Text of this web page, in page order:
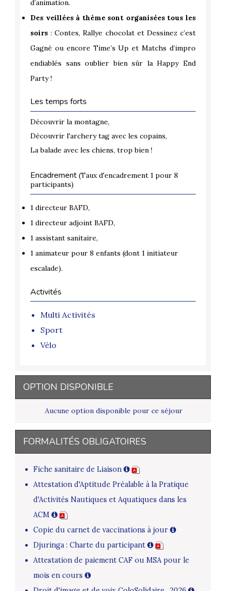
d’animation.
Des veillées à thème sont organisées tous les
soirs : Contes, Rallye chocolat et Dessinez c’est
Gagné ou encore Time’s Up et Matchs d’impro
endiablés sans oublier bien sûr la Happy End
Party !
Les temps forts
Découvrir la montagne,
Découvrir l'archery tag avec les copains,
La balade avec les chiens, trop bien !
Encadrement (Taux d'encadrement 1 pour 8
participants)
1 directeur BAFD,
1 directeur adjoint BAFD,
1 assistant sanitaire,
1 animateur pour 8 enfants (dont 1 initiateur
escalade).
Activités
Multi Activités
Sport
Vélo
OPTION DISPONIBLE
Aucune option disponible pour ce séjour
FORMALITÉS OBLIGATOIRES
Fiche sanitaire de Liaison
Attestation d'Aptitude Préalable à la Pratique
d'Activités Nautiques et Aquatiques dans les
ACM
Copie du carnet de vaccinations à jour
Djuringa : Charte du participant
Attestation de paiement CAF ou MSA pour le
mois en cours